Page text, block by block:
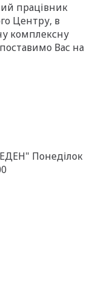
працівник
Центру, в
комплексну
Вас на
Понеділок